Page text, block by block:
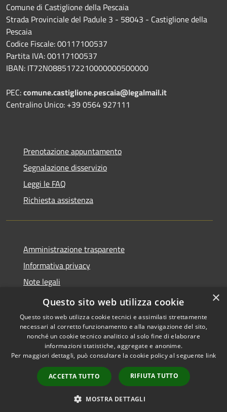
Comune di Castiglione della Pescaia
Strada Provinciale del Padule 3 - 58043 - Castiglione della
Pescaia
Codice Fiscale: 00117100537
Partita IVA: 00117100537
IBAN: IT72N0885172210000000500000
PEC:comune.castiglione.pescaia@legalmail.it
Centralino Unico: +39 0564 927111
Prenotazione appuntamento
Segnalazione disservizio
Leggi le FAQ
Richiesta assistenza
Amministrazione trasparente
Informativa privacy
Note legali
Dichiarazione di accessibilità
Accessibilità
Copyright © 2026 • Comune di
Castiglione della Pescaia •
Powered byMunicipium
Accesso redazione
×
Questo sito web utilizza cookie
Questo sito web utilizza cookie tecnici e assimilati strettamente
necessari al corretto funzionamento e alla navigazione del sito,
nonché un cookie tecnico analitico al solo fine di elaborare
informazioni statistiche, aggregate e anonime.
Per maggiori dettagli, può consultare la cookie policy al seguente link
ACCETTA TUTTO RIFIUTA TUTTO
MOSTRA DETTAGLI